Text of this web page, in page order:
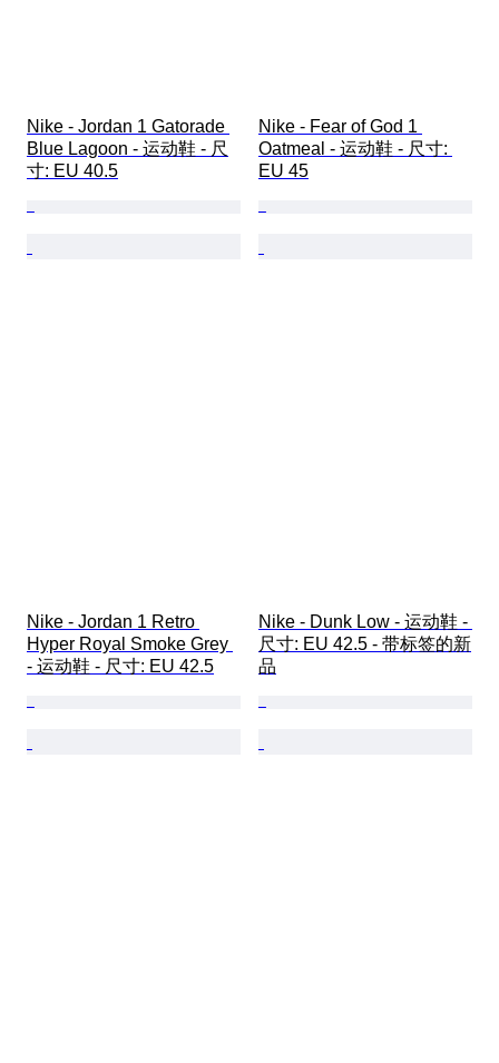
Nike - Jordan 1 Gatorade
Blue Lagoon - 运动鞋 - 尺
寸: EU 40.5
Nike - Fear of God 1
Oatmeal - 运动鞋 - 尺寸:
EU 45
Nike - Jordan 1 Retro
Hyper Royal Smoke Grey
- 运动鞋 - 尺寸: EU 42.5
Nike - Dunk Low - 运动鞋 -
尺寸: EU 42.5 - 带标签的新
品